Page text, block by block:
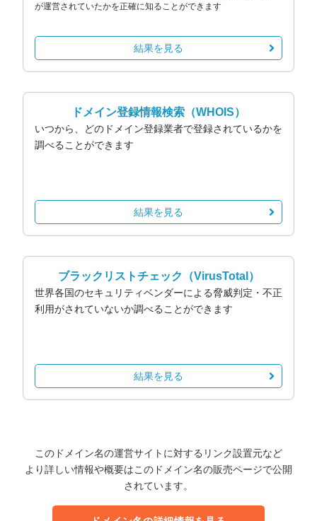
が運営されていたかを正確に知ることができます
結果を見る
ドメイン登録情報検索 （WHOIS）
いつから、どのドメイン登録業者で登録されているかを
調べることができます
結果を見る
ブラックリストチェック （VirusTotal）
世界各国のセキュリティベンダーによる脅威判定・不正
利用がされていないか調べることができます
結果を見る
このドメイン名の運営サイトに対するリンク設置元など
より詳しい情報や概要はこのドメイン名の販売ページで公開
されています。